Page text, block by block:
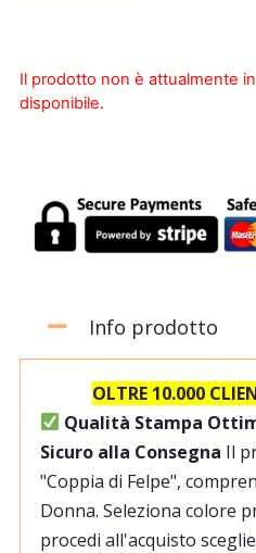
Il prodotto non è attualmente
disponibile.
Info prodotto
OLTRE 10.000
Qualità Stampa
Sicuro alla Consegna Il
"Coppia di Felpe",
Donna. Seleziona colore
procedi all'acquisto